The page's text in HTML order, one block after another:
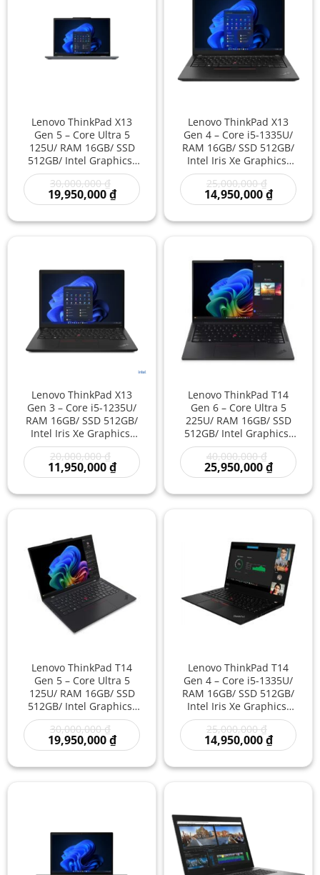
Lenovo ThinkPad X13
Gen 5 – Core Ultra 5
125U/ RAM 16GB/ SSD
512GB/ Intel Graphics/
13.3 inch – Laptop
Doanh Nhân AI Nhỏ
Gọn Thế Hệ Mới Hiệu
30,000,000₫
gốc
là:
30,000,000 ₫.
19,950,000₫Giá
hiện
là:
Lenovo ThinkPad X13
Gen 4 – Core i5-1335U/
RAM 16GB/ SSD 512GB/
Intel Iris Xe Graphics/
13.3 inch – Laptop Văn
Phòng Cao Cấp Nhỏ
Gọn Tốc Độ Nhanh Giá
25,000,000₫
gốc
là:
14,950,000₫Giá
hiện
là:
Lenovo ThinkPad X13
Gen 3 – Core i5-1235U/
RAM 16GB/ SSD 512GB/
Intel Iris Xe Graphics/
13.3 inch – Laptop
Doanh Nhân Siêu Gọn
Hiệu Năng Mạnh Làm
20,000,000₫
gốc
là:
20,000,000 ₫.
11,950,000₫Giá
hiện
là:
Lenovo ThinkPad T14
Gen 6 – Core Ultra 5
225U/ RAM 16GB/ SSD
512GB/ Intel Graphics/
14 inch – Laptop Doanh
Nhân Thế Hệ Mới Hiệu
Năng Thông Minh Làm
Rẻ
40,000,000₫
gốc
là:
25,950,000₫Giá
hiện
là:
Lenovo ThinkPad T14
Gen 5 – Core Ultra 5
125U/ RAM 16GB/ SSD
512GB/ Intel Graphics/
14 inch – Laptop AI
Doanh Nghiệp Thế Hệ
Mới Hiệu Suất Cao Tiết
30,000,000₫
gốc
là:
30,000,000 ₫.
19,950,000₫Giá
hiện
là:
Lenovo ThinkPad T14
Gen 4 – Core i5-1335U/
RAM 16GB/ SSD 512GB/
Intel Iris Xe Graphics/
14 inch – Laptop Văn
Phòng Cao Cấp Tốc Độ
Nhanh Làm Việc
25,000,000₫
gốc
là:
14,950,000₫Giá
hiện
là: